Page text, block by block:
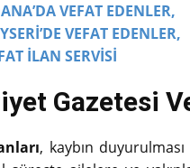
VEFAT EDENLER,
VEFAT EDENLER,
İLAN SERVİSİ
Gazetesi
, kaybın